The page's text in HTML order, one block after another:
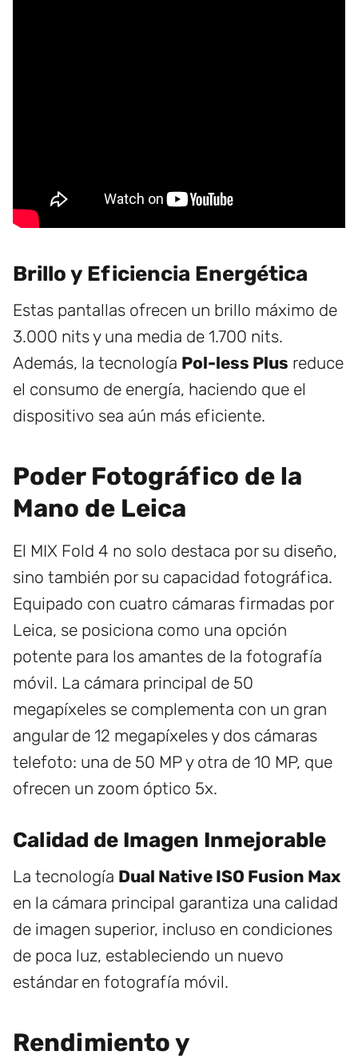
Brillo y Eficiencia Energética
Estas pantallas ofrecen un brillo máximo de
3.000 nits y una media de 1.700 nits.
Además, la tecnología Pol-less Plus reduce
el consumo de energía, haciendo que el
dispositivo sea aún más eficiente.
Poder Fotográfico de la
Mano de Leica
El MIX Fold 4 no solo destaca por su diseño,
sino también por su capacidad fotográfica.
Equipado con cuatro cámaras firmadas por
Leica, se posiciona como una opción
potente para los amantes de la fotografía
móvil. La cámara principal de 50
megapíxeles se complementa con un gran
angular de 12 megapíxeles y dos cámaras
telefoto: una de 50 MP y otra de 10 MP, que
ofrecen un zoom óptico 5x.
Calidad de Imagen Inmejorable
La tecnología Dual Native ISO Fusion Max
en la cámara principal garantiza una calidad
de imagen superior, incluso en condiciones
de poca luz, estableciendo un nuevo
estándar en fotografía móvil.
Rendimiento y